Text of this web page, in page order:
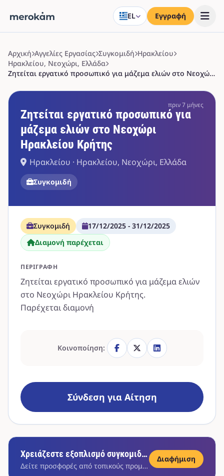
EL Εγγραφή
Αρχική Αγγελίες Εργασίας Συγκομιδή Ηρακλείου
Ηρακλείου, Νεοχώρι, Ελλάδα
Ζητείται εργατικό προσωπικό για μάζεμα ελιών στο Νεοχώρι Ηρακλείου Κρήτης
πριν 7 μήνες
Ζητείται εργατικό προσωπικό για
μάζεμα ελιών στο Νεοχώρι
Ηρακλείου Κρήτης
Ηρακλείου · Ηρακλείου, Νεοχώρι, Ελλάδα
Συγκομιδή
Συγκομιδή
17/12/2025 - 31/12/2025
Διαμονή παρέχεται
ΠΕΡΙΓΡΑΦΉ
Ζητείται εργατικό προσωπικό για μάζεμα ελιών
στο Νεοχώρι Ηρακλείου Κρήτης.
Παρέχεται διαμονή
Κοινοποίηση:
Σύνδεση για Αίτηση
Χρειάζεστε εξοπλισμό συγκομιδής;
Δείτε προσφορές από τοπικούς προμηθευτές
Διαφήμιση